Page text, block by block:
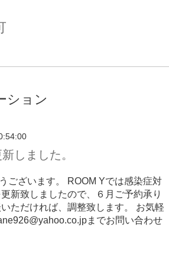
ション
しました。
ございます。 ROOM Yでは感染症対
新致しましたので、６月ご予約承り
ただければ、調整致します。 お気軽
までお問い合わせ